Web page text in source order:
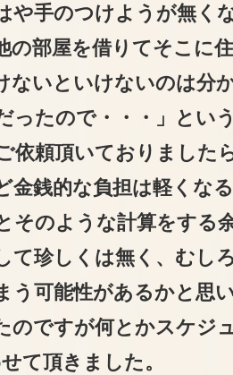
や手のつけようが無く
の部屋を借りてそこに
ないといけないのは分
ったので・・・」とい
依頼頂いておりました
金銭的な負担は軽くな
そのような計算をする
て珍しくは無く、むし
う可能性があるかと思い
のですが何とかスケジ
て頂きました。